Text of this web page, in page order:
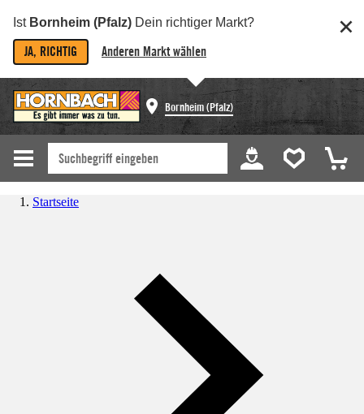
Ist Bornheim (Pfalz) Dein richtiger Markt?
JA, RICHTIG Anderen Markt wählen
Bornheim (Pfalz)
Startseite